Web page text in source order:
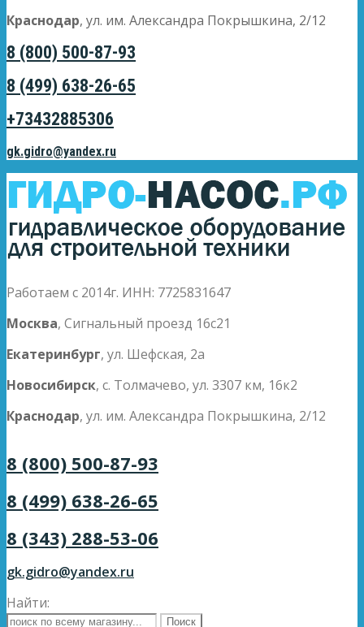
Краснодар, ул. им. Александра Покрышкина, 2/12
8 (800) 500-87-93
8 (499) 638-26-65
+73432885306
gk.gidro@yandex.ru
Работаем с 2014г. ИНН: 7725831647
Москва, Сигнальный проезд 16с21
Екатеринбург, ул. Шефская, 2а
Новосибирск, с. Толмачево, ул. 3307 км, 16к2
Краснодар, ул. им. Александра Покрышкина, 2/12
8 (800) 500-87-93
8 (499) 638-26-65
8 (343) 288-53-06
gk.gidro@yandex.ru
Найти: